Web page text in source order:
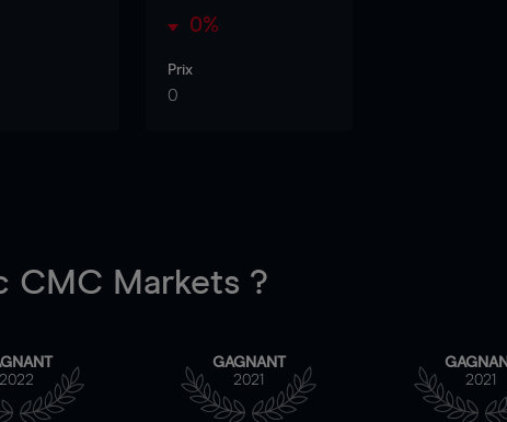
0%
Prix
0
CMC Markets ?
2022
GAGNANT
2021
2021